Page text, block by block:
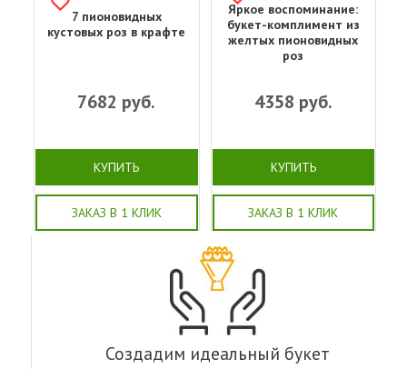
7 пионовидных
кустовых роз в крафте
7682 руб.
КУПИТЬ
ЗАКАЗ В 1 КЛИК
Яркое воспоминание:
букет-комплимент из
желтых пионовидных
роз
4358 руб.
КУПИТЬ
ЗАКАЗ В 1 КЛИК
Создадим идеальный букет